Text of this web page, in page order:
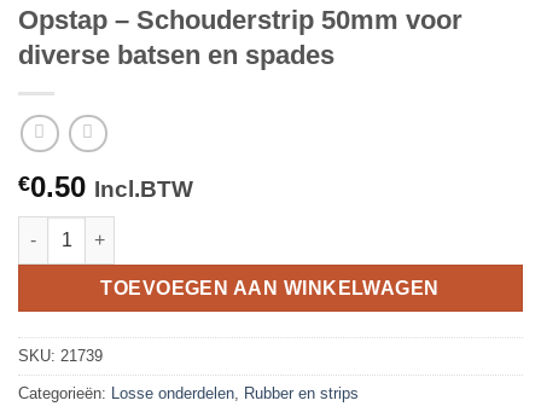
Opstap – Schouderstrip 50mm voor
diverse batsen en spades
€0.50 Incl.BTW
Opstap - Schouderstrip 50mm voor diverse batsen en spades
TOEVOEGEN AAN WINKELWAGEN
SKU: 21739
Categorieën: Losse onderdelen Rubber en strips